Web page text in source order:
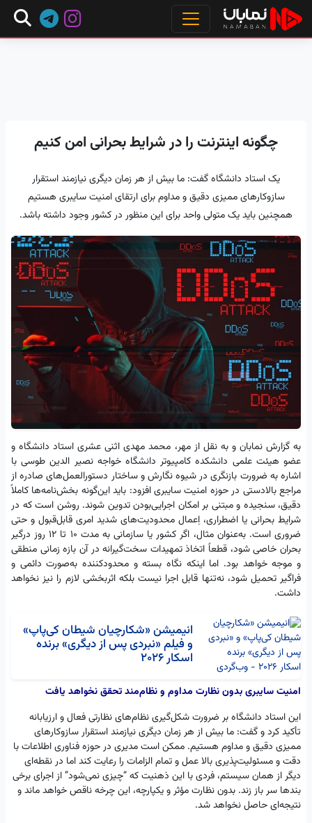
چگونه اینترنت را در شرایط بحرانی امن کنیم
یک استاد دانشگاه گفت: ما بیش از هر زمان دیگری نیازمند استقرار
سازوکارهای ممیزی دقیق و مداوم برای ارتقای امنیت سایبری هستیم
همچنین باید یک متولی واحد برای این منظور در کشور وجود داشته باشد.
به گزارش نمابان و به نقل از مهر، محمد مهدی اثنی عشریاستاد دانشگاه و
عضو هیئت علمی دانشکده کامپیوتر دانشگاه خواجه نصیر الدینطوسی با
اشاره به ضرورت بازنگری در شیوه نگارش و ساختار دستورالعمل‌های صادره از
مراجع بالادستی در حوزه امنیت سایبری افزود: باید این‌گونه بخش‌نامه‌ها کاملاً
دقیق، سنجیده و مبتنی بر امکان اجرایی‌بودن تدوین شوند. روشن است که در
شرایط بحرانی یا اضطراری، اِعمال محدودیت‌های شدید امری قابل‌قبول و حتی
ضروری است. به‌عنوان مثال، اگر کشور یا سازمانی به مدت ۱۰ تا ۱۲ روز درگیر
بحران خاصی شود، قطعاً اتخاذ تمهیدات سخت‌گیرانه در آن بازه زمانی منطقی
و موجه خواهد بود. اما اینکه نگاه بسته و محدودکننده به‌صورت دائمی و
فراگیر تحمیل شود، نه‌تنها قابل اجرا نیست بلکه اثربخشی لازم را نیز نخواهد
داشت.
انیمیشن «شکارچیان شیطان کی‌پاپ»
و فیلم «نبردی پس از دیگری» برنده
اسکار 2026
امنیت سایبری بدون نظارت مداوم و نظام‌مند تحقق نخواهد یافت
این استاد دانشگاه بر ضرورت شکل‌گیری نظام‌های نظارتی فعال و ارزیابانه
تأکید کرد و گفت: ما بیش از هر زمان دیگری نیازمند استقرار سازوکارهای
ممیزی دقیق و مداوم هستیم. ممکن است مدیری در حوزه فناوری اطلاعات با
دقت و مسئولیت‌پذیری بالا عمل و تمام الزامات را رعایت کند اما در نقطه‌ای
دیگر از همان سیستم، فردی با این ذهنیت که “چیزی نمی‌شود” از اجرای برخی
بندها سر باز زند. بدون نظارت مؤثر و یکپارچه، این چرخه ناقص خواهد ماند و
نتیجه‌ای حاصل نخواهد شد.